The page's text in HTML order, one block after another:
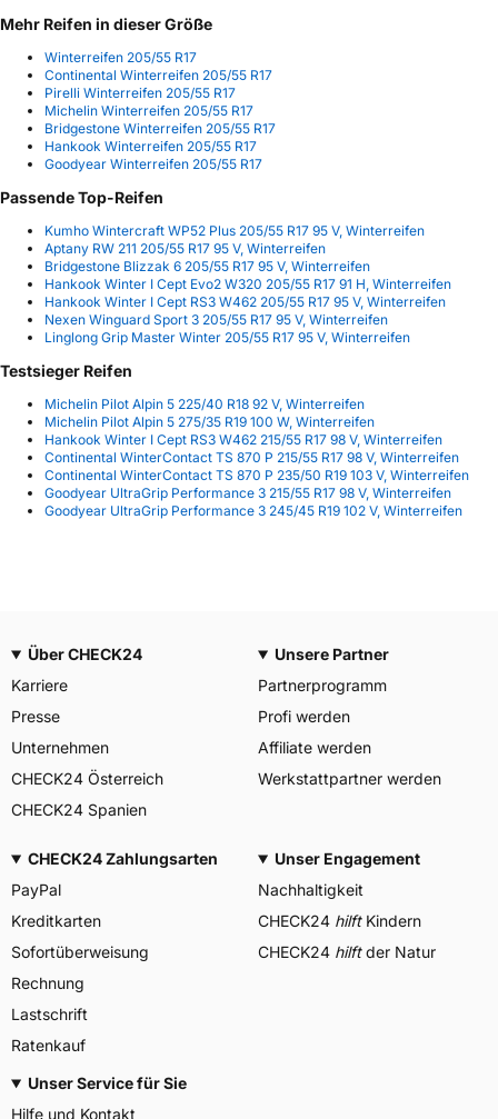
Mehr Reifen in dieser Größe
Winterreifen 205/55 R17
Continental Winterreifen 205/55 R17
Pirelli Winterreifen 205/55 R17
Michelin Winterreifen 205/55 R17
Bridgestone Winterreifen 205/55 R17
Hankook Winterreifen 205/55 R17
Goodyear Winterreifen 205/55 R17
Passende Top-Reifen
Kumho Wintercraft WP52 Plus 205/55 R17 95 V, Winterreifen
Aptany RW 211 205/55 R17 95 V, Winterreifen
Bridgestone Blizzak 6 205/55 R17 95 V, Winterreifen
Hankook Winter I Cept Evo2 W320 205/55 R17 91 H, Winterreifen
Hankook Winter I Cept RS3 W462 205/55 R17 95 V, Winterreifen
Nexen Winguard Sport 3 205/55 R17 95 V, Winterreifen
Linglong Grip Master Winter 205/55 R17 95 V, Winterreifen
Testsieger Reifen
Michelin Pilot Alpin 5 225/40 R18 92 V, Winterreifen
Michelin Pilot Alpin 5 275/35 R19 100 W, Winterreifen
Hankook Winter I Cept RS3 W462 215/55 R17 98 V, Winterreifen
Continental WinterContact TS 870 P 215/55 R17 98 V, Winterreifen
Continental WinterContact TS 870 P 235/50 R19 103 V, Winterreifen
Goodyear UltraGrip Performance 3 215/55 R17 98 V, Winterreifen
Goodyear UltraGrip Performance 3 245/45 R19 102 V, Winterreifen
Über CHECK24
Karriere
Presse
Unternehmen
CHECK24 Österreich
CHECK24 Spanien
Unsere Partner
Partnerprogramm
Profi werden
Affiliate werden
Werkstattpartner werden
CHECK24 Zahlungsarten
PayPal
Kreditkarten
Sofortüberweisung
Rechnung
Lastschrift
Ratenkauf
Unser Engagement
Nachhaltigkeit
CHECK24 hilftKindern
CHECK24 hilftder Natur
Unser Service für Sie
Hilfe und Kontakt